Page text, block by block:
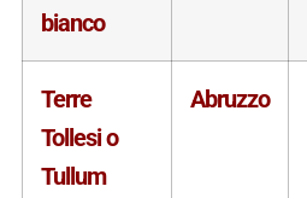
bianco
Terre
Tollesi o
Tullum
Abruzzo